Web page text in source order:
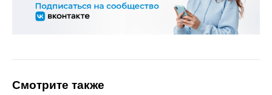
Смотрите также